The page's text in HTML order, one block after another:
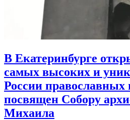
В Екатеринбурге
самых высоких и
России православных
посвящен Собору
Михаила